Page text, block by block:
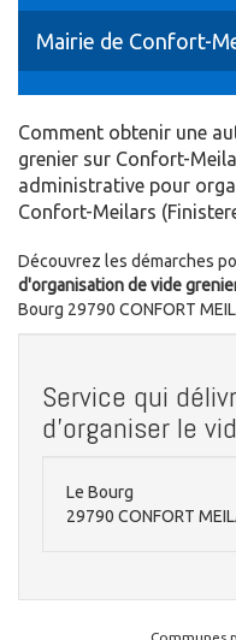
Mairie de Confort-
Comment obtenir une
grenier sur Confort-
administrative pour
Confort-Meilars
Découvrez les démarches
d'organisation de vide
Bourg 29790 CONFORT
Service qui
d'organiser le
Le Bourg
29790 CONFORT